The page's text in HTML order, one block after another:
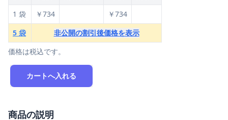
1 袋
￥734
￥734
5 袋
非公開の割引後価格を表示
価格は税込です。
カートへ入れる
商品の説明